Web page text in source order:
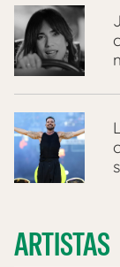
ARTISTAS